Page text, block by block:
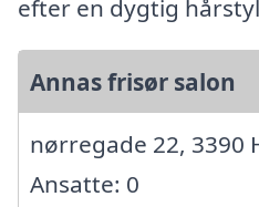
efter en dygtig
Annas frisør salon
nørregade 22, 3390
Ansatte: 0